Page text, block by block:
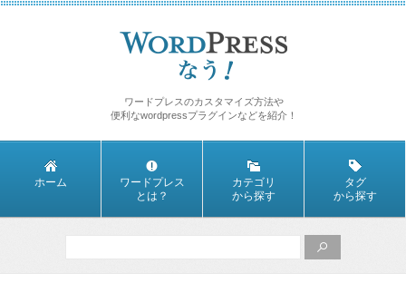
ワードプレスのカスタマイズ方法や
便利なwordpressプラグインなどを紹介！
ホーム
ワードプレス
とは？
カテゴリ
から探す
タグ
から探す